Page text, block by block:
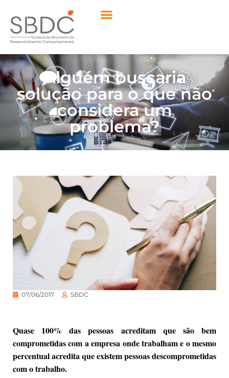
Alguém buscaria
solução para o que não
considera um
problema?
07/06/2017 SBDC
Quase 100% das pessoas acreditam que são bem
comprometidas com a empresa onde trabalham e o mesmo
percentual acredita que existem pessoas descomprometidas
com o trabalho.